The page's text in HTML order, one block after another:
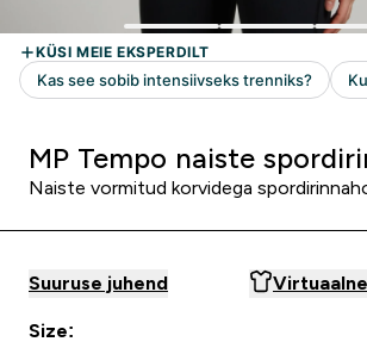
MP Tempo naiste
Naiste vormitud korvidega
Suuruse juhend
Size: